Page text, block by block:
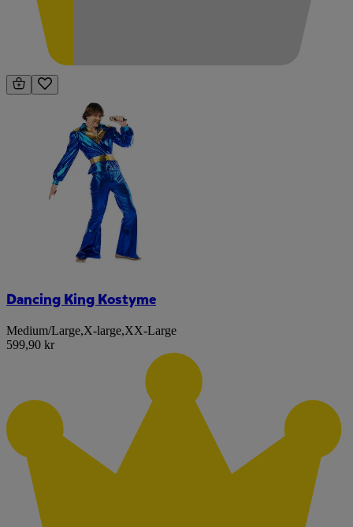
Dancing King Kostyme
Medium/Large,X-large,XX-Large
599,90 kr